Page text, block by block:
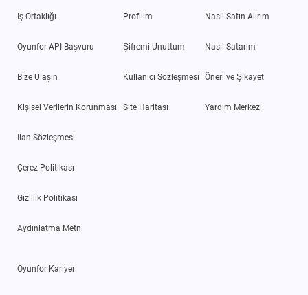
İş Ortaklığı
Oyunfor API Başvuru
Bize Ulaşın
Kişisel Verilerin Korunması
İlan Sözleşmesi
Çerez Politikası
Gizlilik Politikası
Aydınlatma Metni
Profilim
Şifremi Unuttum
Kullanıcı Sözleşmesi
Site Haritası
Nasıl Satın Alırım
Nasıl Satarım
Öneri ve Şikayet
Yardım Merkezi
Oyunfor Kariyer